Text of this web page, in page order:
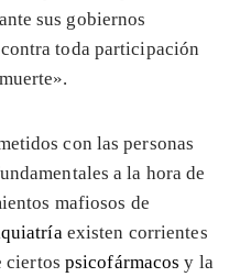
sus gobiernos
toda participación
con las personas
a la hora de
mafiosos de
existen corrientes
ciertos psicofármacos y la